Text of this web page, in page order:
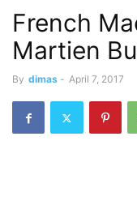
French
Martien
By dimas - April 7, 2017